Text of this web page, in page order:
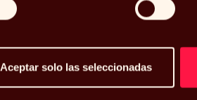
Aceptar solo las seleccionadas